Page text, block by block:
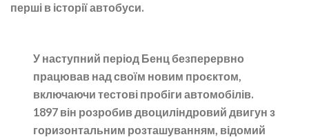
перші в історії автобуси.
У наступний період Бенц безперервно
працював над своїм новим проєктом,
включаючи тестові пробіги автомобілів.
1897 він розробив двоциліндровий двигун з
горизонтальним розташуванням, відомий